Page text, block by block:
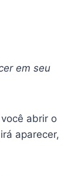
em seu
abrir o
aparecer,